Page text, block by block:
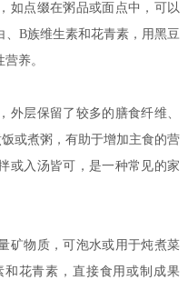
如点缀在粥品或面点中，可以
B族维生素和花青素，用黑豆
养。
层保留了较多的膳食纤维、
或煮粥，有助于增加主食的营
或入汤皆可，是一种常见的家
物质，可泡水或用于炖煮菜
花青素，直接食用或制成果